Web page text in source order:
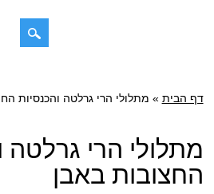
לתוכן
דף הבית » מתלולי הרי גרלטה והכנסיות
מתלולי הרי גרלטה
החצובות באבן